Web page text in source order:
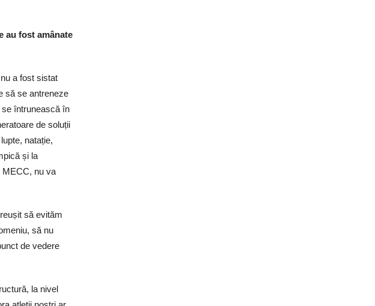
au fost amânate
a fost sistat
să se antreneze
întrunească în
de soluții
natație,
și la
MECC, nu va
să evităm
să nu
de vedere
la nivel